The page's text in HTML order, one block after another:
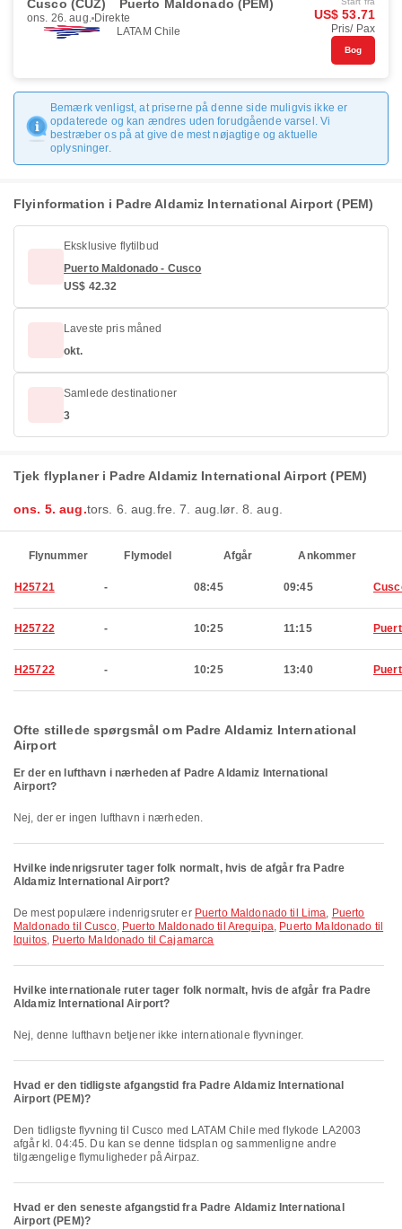
Cusco (CUZ) Puerto Maldonado (PEM)
ons. 26. aug. Direkte
LATAM Chile
US$ 53.71
Pris/ Pax
Bog
Bemærk venligst, at priserne på denne side muligvis ikke er
opdaterede og kan ændres uden forudgående varsel. Vi
bestræber os på at give de mest nøjagtige og aktuelle
oplysninger.
Flyinformation i Padre Aldamiz International Airport (PEM)
Eksklusive flytilbud
Puerto Maldonado - Cusco
US$ 42.32
Laveste pris måned
okt.
Samlede destinationer
3
Tjek flyplaner i Padre Aldamiz International Airport (PEM)
ons. 5. aug.tors. 6. aug. fre. 7. aug. lør. 8. aug.
Flynummer Flymodel Afgår Ankommer
H25721 - 08:45 09:45
H25722 - 10:25 11:15
H25722 - 10:25 13:40
Ofte stillede spørgsmål om Padre Aldamiz International
Airport
Er der en lufthavn i nærheden af Padre Aldamiz International
Airport?
Nej, der er ingen lufthavn i nærheden.
Hvilke indenrigsruter tager folk normalt, hvis de afgår fra Padre
Aldamiz International Airport?
De mest populære indenrigsruter er Puerto Maldonado til Lima, Puerto
Maldonado til Cusco, Puerto Maldonado til Arequipa, Puerto Maldonado til
Iquitos, Puerto Maldonado til Cajamarca
Hvilke internationale ruter tager folk normalt, hvis de afgår fra Padre
Aldamiz International Airport?
Nej, denne lufthavn betjener ikke internationale flyvninger.
Hvad er den tidligste afgangstid fra Padre Aldamiz International
Airport (PEM)?
Den tidligste flyvning til Cusco med LATAM Chile med flykode LA2003
afgår kl. 04:45. Du kan se denne tidsplan og sammenligne andre
tilgængelige flymuligheder på Airpaz.
Hvad er den seneste afgangstid fra Padre Aldamiz International
Airport (PEM)?